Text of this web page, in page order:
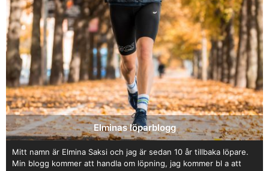
Elminas löparblogg
Mitt namn är Elmina Saksi och jag är sedan 10 år tillbaka löpare.
Min blogg kommer att handla om löpning, jag kommer bl a att